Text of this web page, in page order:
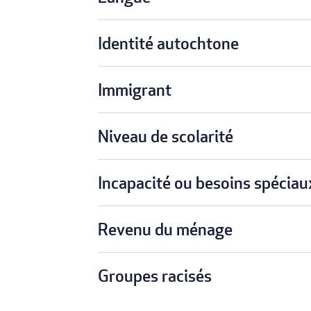
Identité autochtone
Immigrant
Niveau de scolarité
Incapacité ou besoins
Revenu du ménage
Groupes racisés